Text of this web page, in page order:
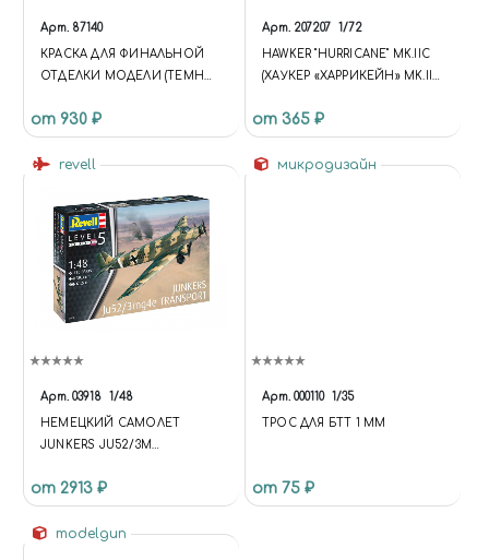
Арт. 87140
КРАСКА ДЛЯ ФИНАЛЬНОЙ
ОТДЕЛКИ МОДЕЛИ (ТЕМНО-
от 930 ₽
Арт. 207207 1/72
HAWKER "HURRICANE" MK.IIC
(ХАУКЕР «ХАРРИКЕЙН» MK.IIC
САМОЛЁТЫ «ЛЕНД-ЛИЗА»)
от 365 ₽
revell
Арт. 03918 1/48
НЕМЕЦКИЙ САМОЛЕТ
JUNKERS JU52/3M
от 2913 ₽
микродизайн
Арт. 000110 1/35
ТРОС ДЛЯ БТТ 1 ММ
от 75 ₽
modelgun